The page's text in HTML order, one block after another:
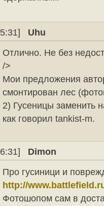
Uhu
Отлично. Не без
/>
Мои предложения
смонтирован лес
2) Гусеницы заменить
как говорил tankist-m.
Dimon
Про гусиници и
http://
Фотошопом сам в